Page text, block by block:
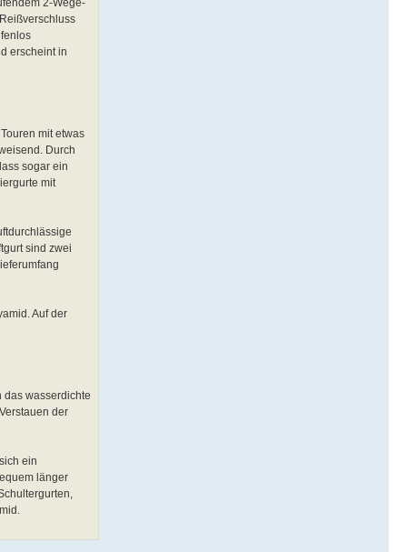
erscheint in
mit etwas
Durch
sogar ein
mit
sind zwei
Auf der
das wasserdichte
der
ein
länger